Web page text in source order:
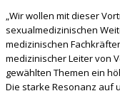
„Wir wollen mit dieser
sexualmedizinischen
medizinischen
medizinischer Leiter von
gewählten Themen ein
Die starke Resonanz auf